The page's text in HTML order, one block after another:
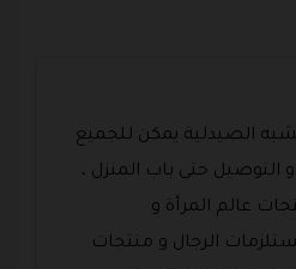
الصيدلية يمكن للجميع
التوصيل حتى باب المنزل ،
عالم المرأة و
الرجال و منتجات